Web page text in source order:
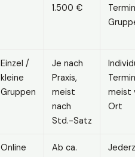
1.500 €
Einzel /
kleine
Gruppen
Je nach
Praxis,
meist
nach
Std.-Satz
meist
Ort
Online
Ab ca.